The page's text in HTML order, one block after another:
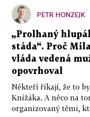
PETR HONZEJK
„Prolhaný
stáda“. Proč
vláda vedená
opovrhoval
Někteří říkají, že to
Knížáka. A něco na
organizovaný těmi,